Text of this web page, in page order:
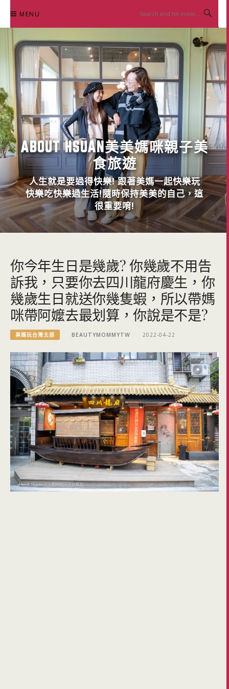
content
MENU
ABOUT HSUAN美美媽咪親子美
食旅遊
人生就是要過得快樂! 跟著美媽一起快樂玩
快樂吃快樂過生活!隨時保持美美的自己，這
很重要唷!
你今年生日是幾歲? 你幾歲不用告
訴我，只要你去四川龍府慶生，你
幾歲生日就送你幾隻蝦，所以帶媽
咪帶阿嬤去最划算，你說是不是?
美媽玩台灣北部 BEAUTYMOMMYTW 2022-04-22